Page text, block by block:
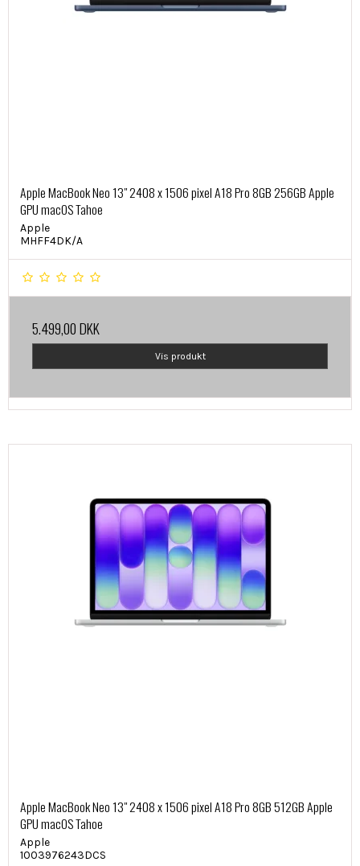
Apple MacBook Neo 13" 2408 x 1506 pixel A18 Pro 8GB 256GB Apple
GPU macOS Tahoe
Apple
MHFF4DK/A
5.499,00 DKK
Vis produkt
Apple MacBook Neo 13" 2408 x 1506 pixel A18 Pro 8GB 512GB Apple
GPU macOS Tahoe
Apple
1003976243DCS